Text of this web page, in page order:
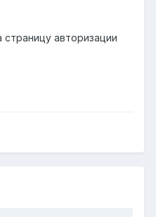
страницу авторизации